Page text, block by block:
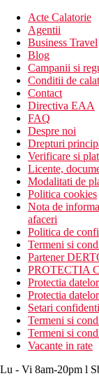
Acte Calatorie
Agentii
Business Travel
Blog
Campanii si
Conditii de
Contact
Directiva EAA
FAQ
Despre noi
Drepturi
Verificare si
Licente,
Modalitati de
Politica cookies
Nota de
afaceri
Politica de
Termeni si
Partener
PROTECTIA
Protectia
Protectia
Setari
Termeni si
Termeni si
Vacante in rate
Lu - Vi 8am-20pm l